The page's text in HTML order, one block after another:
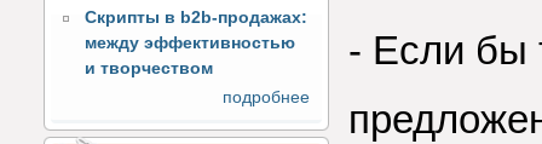
Скрипты в b2b-продажах:
между эффективностью
и творчеством
подробнее
- Если бы